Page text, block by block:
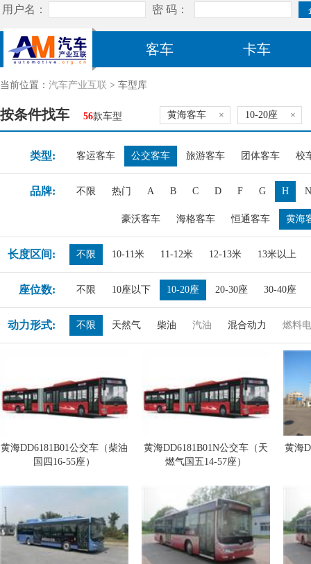
客车 卡车
当前位置： 汽车产业互联 > 车型库
按条件找车 56款车型 黄海客车 × 10-20座 ×
类型: 客运客车 公交客车 旅游客车 团体客车 校
品牌: 不限 热门 A B C D F G H N
豪沃客车 海格客车 恒通客车 黄海
长度区间: 不限 10-11米 11-12米 12-13米 13米以上
座位数: 不限 10座以下 10-20座 20-30座 30-40座
动力形式: 不限 天然气 柴油 汽油 混合动力 燃料
黄海DD6181B01公交车（柴油
国四16-55座）
黄海DD6181B01N公交车（天
燃气国五14-57座）
黄海